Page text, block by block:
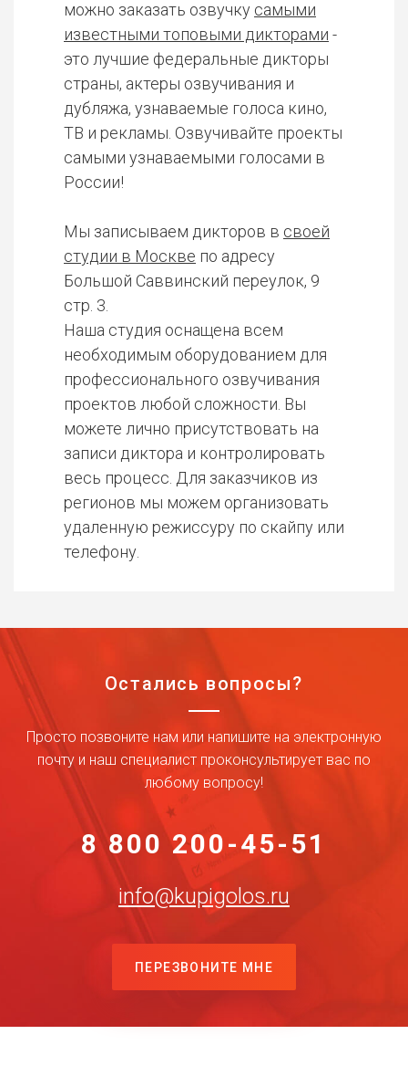
можно заказать озвучку самыми
известными топовыми дикторами -
это лучшие федеральные дикторы
страны, актеры озвучивания и
дубляжа, узнаваемые голоса кино,
ТВ и рекламы. Озвучивайте проекты
самыми узнаваемыми голосами в
России!
Мы записываем дикторов в своей
студии в Москве по адресу
Большой Саввинский переулок, 9
стр. 3.
Наша студия оснащена всем
необходимым оборудованием для
профессионального озвучивания
проектов любой сложности. Вы
можете лично присутствовать на
записи диктора и контролировать
весь процесс. Для заказчиков из
регионов мы можем организовать
удаленную режиссуру по скайпу или
телефону.
Остались вопросы?
Просто позвоните нам или напишите на электронную
почту и наш специалист проконсультирует вас по
любому вопросу!
8 800 200-45-51
info@kupigolos.ru
ПЕРЕЗВОНИТЕ МНЕ